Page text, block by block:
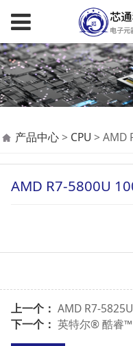
AMD R7-
产品中心> CPU > AMD
AMD R7-5800U
上一个： AMD R7-
下一个： 英特尔® 酷睿